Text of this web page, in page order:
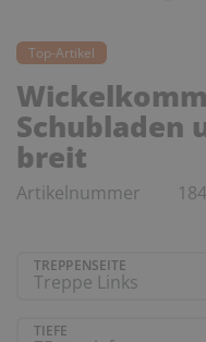
Top-Artikel
Schubladen
breit
Artikelnummer
TREPPENSEITE
TIEFE